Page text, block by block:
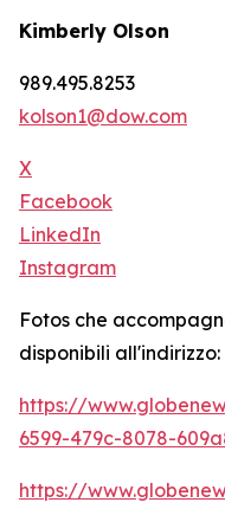
Kimberly Olson
989.495.8253
kolson1@dow.com
X
Facebook
LinkedIn
Instagram
Fotos che
disponibili all'indirizzo:
https://
6599-479c-8078-
https://